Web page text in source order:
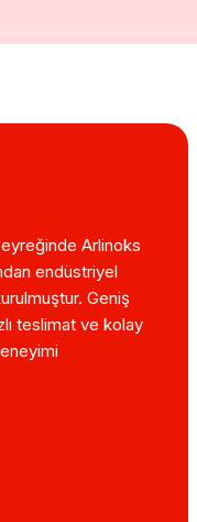
Arlinoks
endüstriyel
Geniş
teslimat ve kolay